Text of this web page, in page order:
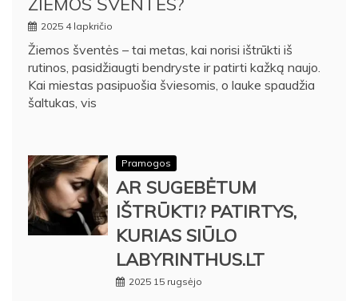
2025 4 lapkričio
Žiemos šventės – tai metas, kai norisi ištrūkti iš
rutinos, pasidžiaugti bendryste ir patirti kažką naujo.
Kai miestas pasipuošia šviesomis, o lauke spaudžia
šaltukas, vis
Pramogos
AR SUGEBĖTUM
IŠTRŪKTI? PATIRTYS,
KURIAS SIŪLO
LABYRINTHUS.LT
2025 15 rugsėjo